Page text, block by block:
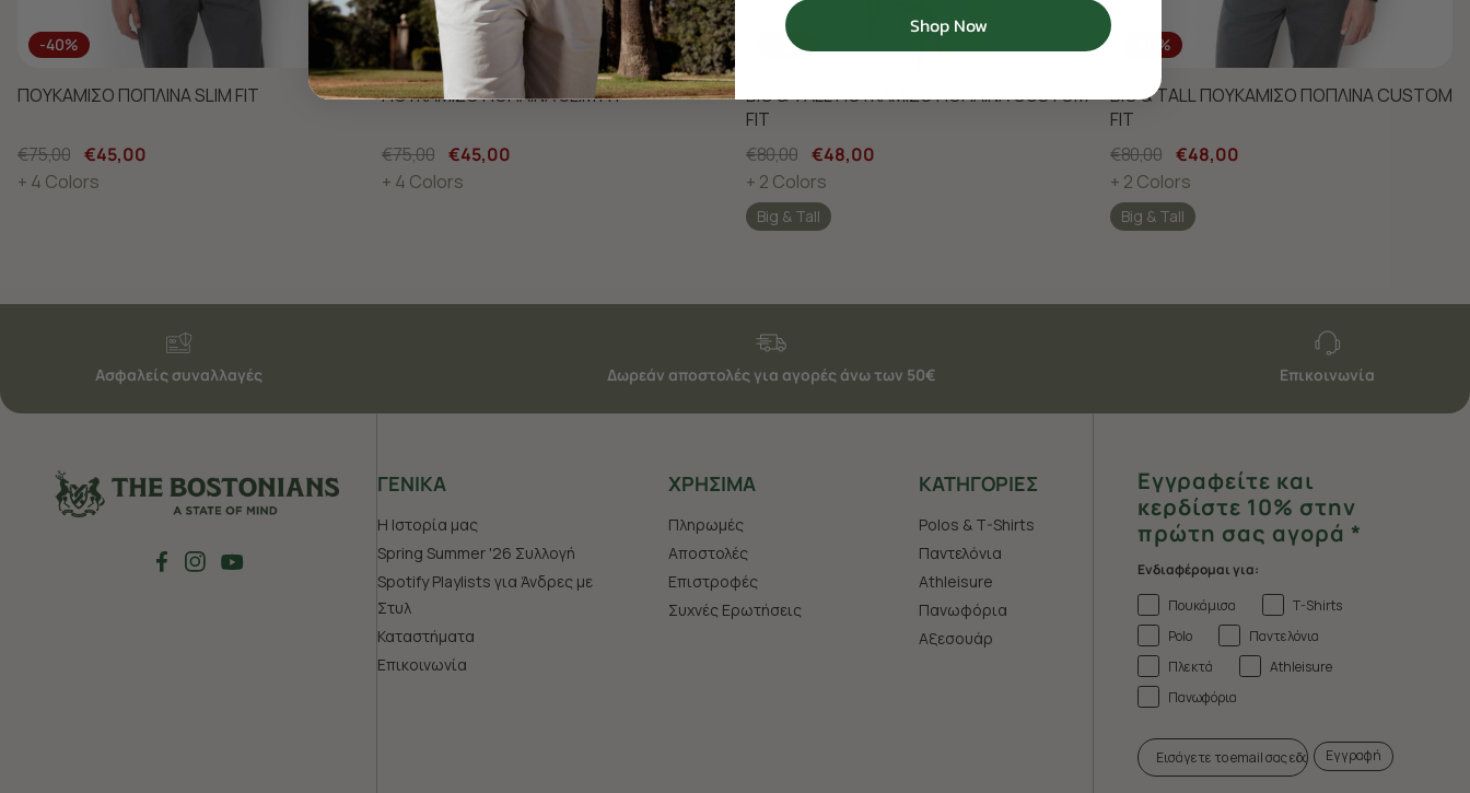
-40%
ΠΟΥΚΑΜΙΣΟ ΠΟΠΛΙΝΑ SLIM FIT
€75,00 €45,00
+ 4 Colors
-40%
ΠΟΥΚΑΜΙΣΟ ΠΟΠΛΙΝΑ SLIM FIT
€75,00 €45,00
+ 4 Colors
-40%
BIG & TALL ΠΟΥΚΑΜΙΣΟ ΠΟΠΛΙΝΑ CUSTOM
FIT
€80,00 €48,00
+ 2 Colors
Big & Tall
-40%
BIG & TALL ΠΟΥΚΑΜΙΣΟ ΠΟΠΛΙΝΑ CUSTOM
FIT
€80,00 €48,00
+ 2 Colors
Big & Tall
Ασφαλείς συναλλαγές Δωρεάν αποστολές για αγορές άνω των 50€ Επικοινωνία
ΓΕΝΙΚΑ
Η Ιστορία μας
Spring Summer '26 Συλλογή
Spotify Playlists για Άνδρες με
Στυλ
Καταστήματα
Επικοινωνία
ΧΡHΣΙΜΑ
Πληρωμές
Αποστολές
Επιστροφές
Συχνές Ερωτήσεις
ΚΑΤΗΓΟΡΙΕΣ
Polos & T-Shirts
Παντελόνια
Athleisure
Πανωφόρια
Aξεσουάρ
Εγγραφείτε και
κερδίστε 10% στην
πρώτη σας αγορά *
Ενδιαφέρομαι για:
Πουκάμισα
T-Shirts
Polo
Παντελόνια
Πλεκτά
Athleisure
Πανωφόρια
Εγγραφή
Shop Now